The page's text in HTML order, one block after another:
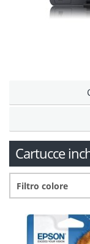
Cartucce